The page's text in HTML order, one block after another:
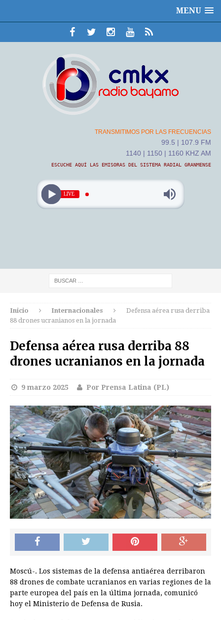
MENU
TRANSMITIMOS POR LAS FRECUENCIAS
99.5 | 107.9 FM
1140 | 1150 | 1160 KHZ AM
ESCUCHE AQUÍ LAS EMISORAS DEL SISTEMA RADIAL GRANMENSE
LIVE
Inicio Internacionales
Defensa aérea rusa derriba
88 drones ucranianos en la jornada
Defensa aérea rusa derriba 88
drones ucranianos en la jornada
9 marzo 2025 Por Prensa Latina (PL)
Moscú-. Los sistemas de la defensa antiaérea derribaron
88 drones de combate ucranianos en varias regiones de la
parte europea del país en la última jornada, comunicó
hoy el Ministerio de Defensa de Rusia.